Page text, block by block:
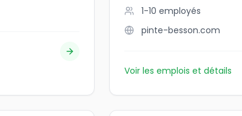
1-10 employés
pinte-besson.com
Voir les emplois et détails